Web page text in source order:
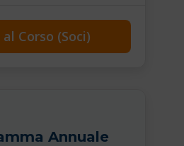
Corso (Soci)
Annuale